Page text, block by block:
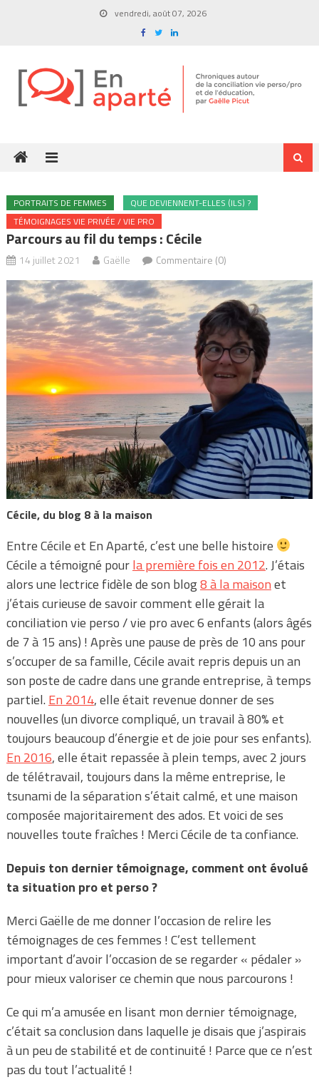
vendredi, août 07, 2026
PORTRAITS DE FEMMES
QUE DEVIENNENT-ELLES (ILS) ?
TÉMOIGNAGES VIE PRIVÉE / VIE PRO
Parcours au fil du temps : Cécile
14 juillet 2021 Gaëlle Commentaire (0)
Cécile, du blog 8 à la maison
Entre Cécile et En Aparté, c’est une belle histoire
Cécile a témoigné pourla première fois en 2012. J’étais
alors une lectrice fidèle de son blog8 à la maisonet
j’étais curieuse de savoir comment elle gérait la
conciliation vie perso / vie pro avec 6 enfants (alors âgés
de 7 à 15 ans) ! Après une pause de près de 10 ans pour
s’occuper de sa famille, Cécile avait repris depuis un an
son poste de cadre dans une grande entreprise, à temps
partiel. En 2014, elle était revenue donner de ses
nouvelles (un divorce compliqué, un travail à 80% et
toujours beaucoup d’énergie et de joie pour ses enfants).
En 2016, elle était repassée à plein temps, avec 2 jours
de télétravail, toujours dans la même entreprise, le
tsunami de la séparation s’était calmé, et une maison
composée majoritairement des ados. Et voici de ses
nouvelles toute fraîches ! Merci Cécile de ta confiance.
Depuis ton dernier témoignage, comment ont évolué
ta situation pro et perso ?
Merci Gaëlle de me donner l’occasion de relire les
témoignages de ces femmes ! C’est tellement
important d’avoir l’occasion de se regarder « pédaler »
pour mieux valoriser ce chemin que nous parcourons !
Ce qui m’a amusée en lisant mon dernier témoignage,
c’était sa conclusion dans laquelle je disais que j’aspirais
à un peu de stabilité et de continuité ! Parce que ce n’est
pas du tout l’actualité !